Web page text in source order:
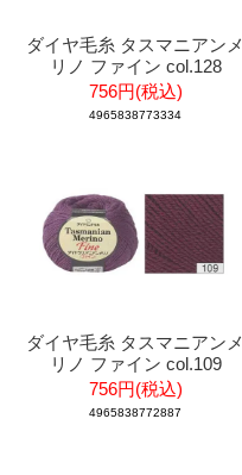
ダイヤ毛糸 タスマニアンメ
リノ ファイン col.128
756円(税込)
4965838773334
ダイヤ毛糸 タスマニアンメ
リノ ファイン col.109
756円(税込)
4965838772887